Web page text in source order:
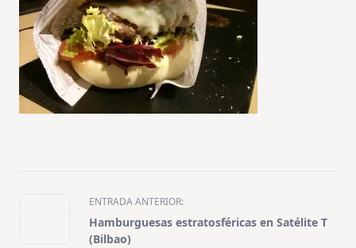
<span
class="nav-
subtitle
ENTRADA ANTERIOR:
Hamburguesas estratosféricas en Satélite T
(Bilbao)